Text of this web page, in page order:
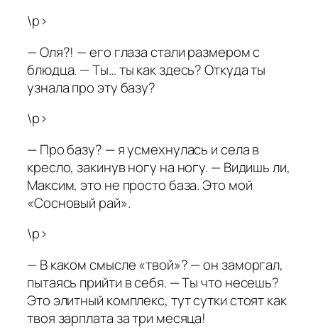
\p>
— Оля?! — его глаза стали размером с
блюдца. — Ты… ты как здесь? Откуда ты
узнала про эту базу?
\p>
— Про базу? — я усмехнулась и села в
кресло, закинув ногу на ногу. — Видишь ли,
Максим, это не просто база. Это мой
«Сосновый рай».
\p>
— В каком смысле «твой»? — он заморгал,
пытаясь прийти в себя. — Ты что несешь?
Это элитный комплекс, тут сутки стоят как
твоя зарплата за три месяца!